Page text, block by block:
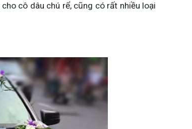
cô dâu chú rể, cũng có rất nhiều loại